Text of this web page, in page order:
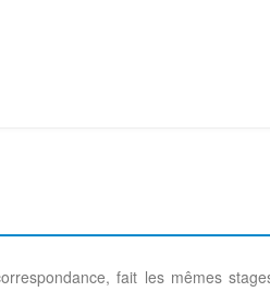
fait les mêmes